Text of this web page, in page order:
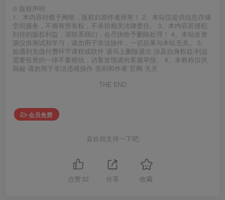
© 版权声明
1、本内容转载于网络，版权归原作者所有！ 2、本站仅提供信息存储
空间服务，不拥有所有权，不承担相关法律责任。 3、本内容若侵犯
到你的版权利益，请联系我们，会尽快给予删除处理！ 4、本站全资
源仅供测试和学习，请勿用于非法操作，一切后果与本站无关。 5、
如遇到充值付费环节课程或软件 请马上删除退出 涉及自身权益/利益
需要投资的一律不要相信，访客发现请向客服举报。 6、本教程仅供
揭秘 请勿用于非法违规操作 否则和作者 官网 无关
THE END
会员免费
喜欢就支持一下吧
点赞 32 分享 收藏